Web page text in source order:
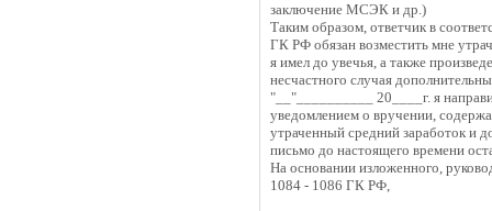
заключение МСЭК и др.)
Таким образом, ответчик в
ГК РФ обязан возместить мне
я имел до увечья, а также
несчастного случая
"__"__________ 20____г. я
уведомлением о вручении,
утраченный средний заработок и
письмо до настоящего времени
На основании изложенного,
1084 - 1086 ГК РФ,